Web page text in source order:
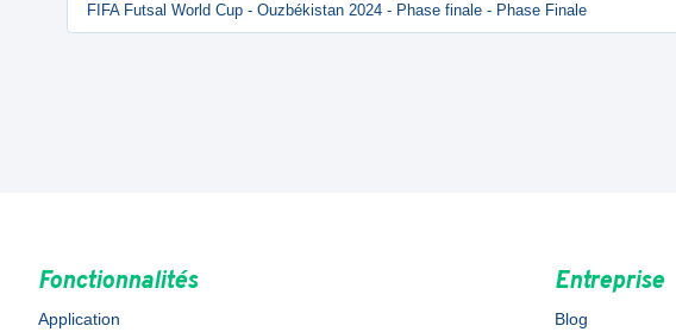
FIFA Futsal World Cup - Ouzbékistan 2024 - Phase finale - Phase Finale
Fonctionnalités
Application
Entreprise
Blog